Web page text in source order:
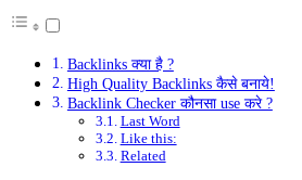
Backlinks क्या है ?
High Quality Backlinks कैसे बनाये!
Backlink Checker कौनसा use करे ?
Last Word
Like this:
Related